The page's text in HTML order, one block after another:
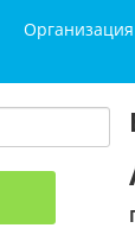
Организация